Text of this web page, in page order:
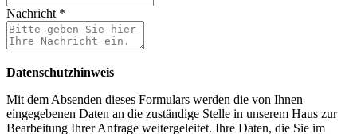
Nachricht *
Datenschutzhinweis
Mit dem Absenden dieses Formulars werden die von Ihnen
eingegebenen Daten an die zuständige Stelle in unserem Haus zur
Bearbeitung Ihrer Anfrage weitergeleitet. Ihre Daten, die Sie im